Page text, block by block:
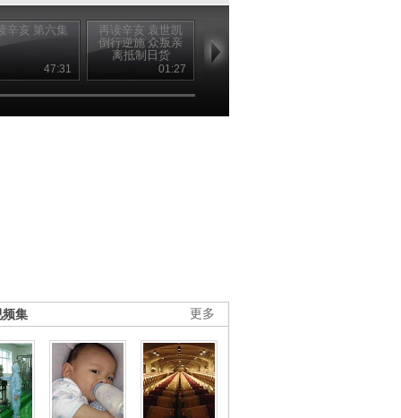
辛亥 第六集
47:31
再读辛亥 袁世凯
倒行逆施 众叛亲
离抵制日货
01:27
跪磕头，只准握
更多
频集